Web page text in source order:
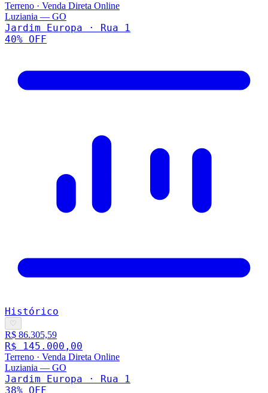
Terreno · Venda Direta Online
Luziania — GO
Jardim Europa · Rua 1
40% OFF
Histórico
♡
R$ 86.305,59
R$ 145.000,00
Terreno · Venda Direta Online
Luziania — GO
Jardim Europa · Rua 1
38% OFF